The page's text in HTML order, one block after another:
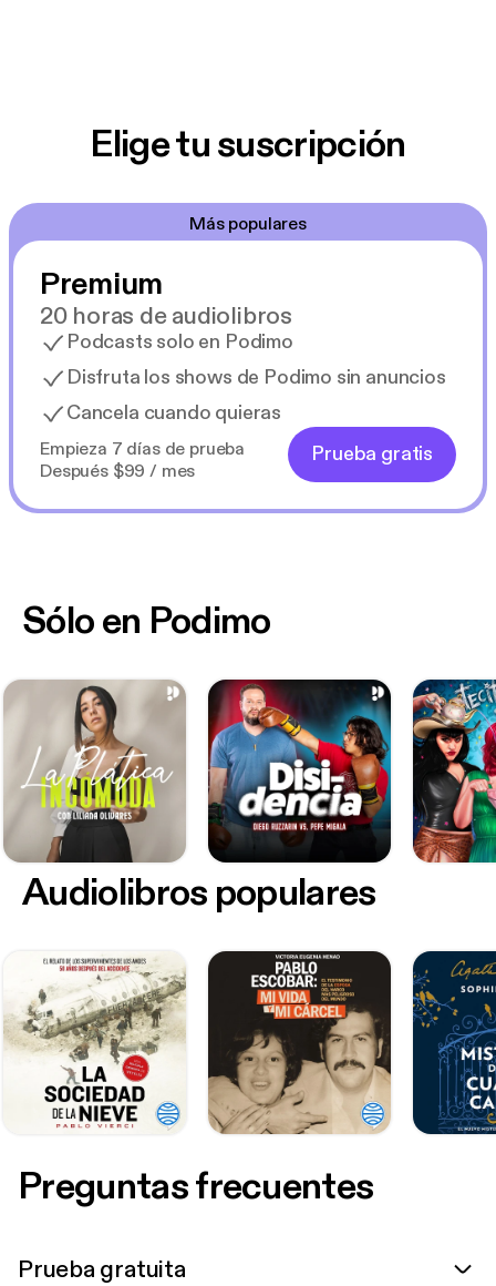
Elige tu suscripción
Más populares
Premium
20 horas de audiolibros
Podcasts solo en Podimo
Disfruta los shows de Podimo sin anuncios
Cancela cuando quieras
Empieza 7 días de prueba
Después $99 / mes
Prueba gratis
Sólo en Podimo
Audiolibros populares
Preguntas frecuentes
Prueba gratuita